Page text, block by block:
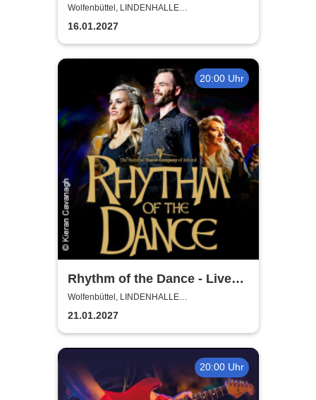
Sympho Show
Wolfenbüttel, LINDENHALLE
WOLFENBÜTTEL
16.01.2027
20:00 Uhr
Rhythm of the Dance - Live
2027
Wolfenbüttel, LINDENHALLE
WOLFENBÜTTEL
21.01.2027
20:00 Uhr